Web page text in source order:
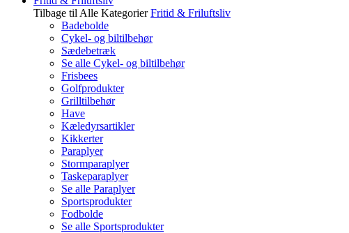
Tilbage til Alle Kategorier Fritid & Friluftsliv
Badebolde
Cykel- og biltilbehør
Sædebetræk
Se alle Cykel- og biltilbehør
Frisbees
Golfprodukter
Grilltilbehør
Have
Kæledyrsartikler
Kikkerter
Paraplyer
Stormparaplyer
Taskeparaplyer
Se alle Paraplyer
Sportsprodukter
Fodbolde
Se alle Sportsprodukter